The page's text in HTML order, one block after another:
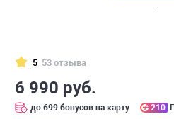
5 53 отзыва
6 990 руб.
до 699 бонусов на карту 210